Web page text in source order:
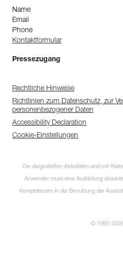
Name
Email
Phone
Kontaktformular
Pressezugang
Rechtliche Hinweise
Richtlinien zum Datenschutz, zur
personenbezogener Daten
Accessibility Declaration
Cookie-Einstellungen
Die dargestellten Aktivitäten sind mit
Anwender muss eine Ausbildung
Kompetenzen in der Benutzung der
© 1995-2026